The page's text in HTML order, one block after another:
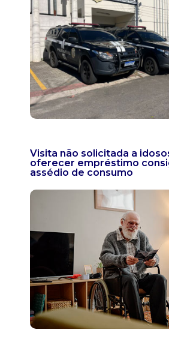
Visita não solicitada a
oferecer empréstimo
assédio de consumo